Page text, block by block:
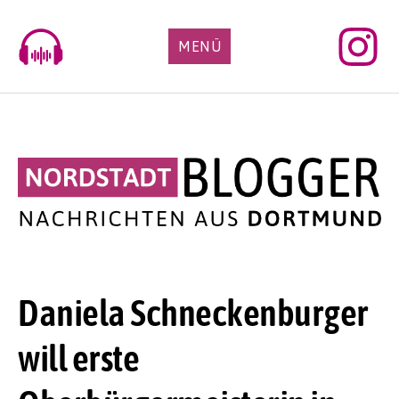
content
MENÜ
Daniela Schneckenburger
will erste